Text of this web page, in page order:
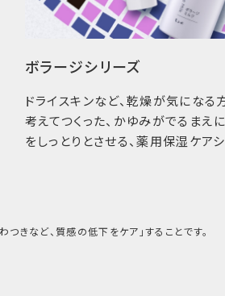
ボラージシリーズ
ドライスキンなど、乾燥が気になる
考えてつくった、かゆみがでるまえ
をしっとりとさせる、薬用保湿ケアシ
つきなど、質感の低下をケア」することです。